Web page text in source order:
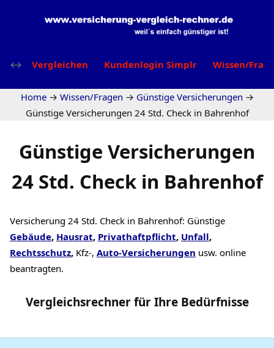
Vergleichen Kundenlogin Simplr Wissen/
Home → Wissen/Fragen → Günstige Versicherungen →
Günstige Versicherungen 24 Std. Check in Bahrenhof
Günstige Versicherungen
24 Std. Check in Bahrenhof
Versicherung 24 Std. Check in Bahrenhof: Günstige
Gebäude, Hausrat, Privathaftpflicht, Unfall,
Rechtsschutz, Kfz-, Auto-Versicherungen usw. online
beantragten.
Vergleichsrechnerfür Ihre Bedürfnisse